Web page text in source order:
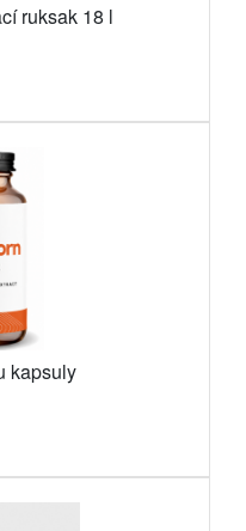
ruksak 18 l
kapsuly